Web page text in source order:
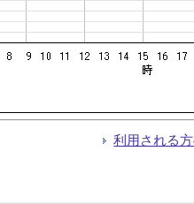
利用される